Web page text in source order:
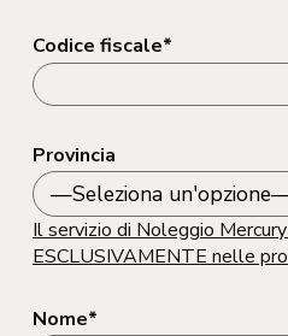
Codice fiscale*
Provincia
Il servizio di Noleggio
ESCLUSIVAMENTE nelle
Nome*